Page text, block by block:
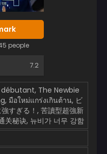
people
7.2
The Newbie
มือใหม่แกร่งเกินต้าน, ビ
すぎる！, 苦讀型超強新
关秘诀, 뉴비가 너무 강함